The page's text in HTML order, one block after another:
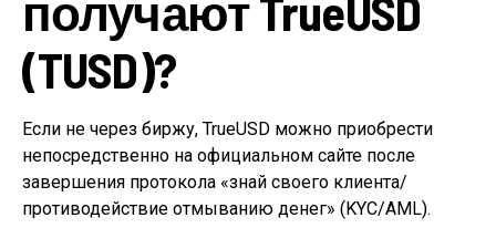
(TUSD)?
Если не через биржу, TrueUSD можно приобрести
непосредственно на официальном сайте после
завершения протокола «знай своего клиента/
противодействие отмыванию денег» (KYC/AML).